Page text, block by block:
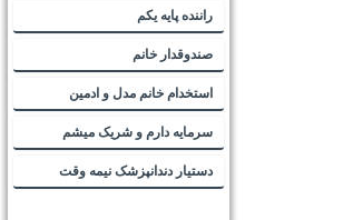
راننده پایه یکم
صندوقدار خانم
استخدام خانم مدل و ادمین
سرمایه دارم و شریک میشم
دستیار دندانپزشک نیمه وقت